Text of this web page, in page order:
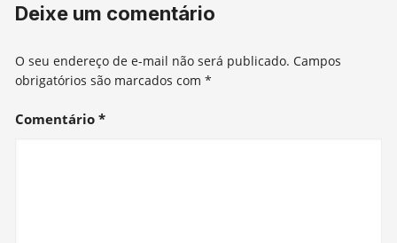
Deixe um comentário
O seu endereço de e-mail não será publicado. Campos
obrigatórios são marcados com*
Comentário*